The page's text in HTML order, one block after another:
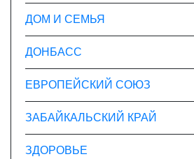
ДОМ И СЕМЬЯ
ДОНБАСС
ЕВРОПЕЙСКИЙ СОЮЗ
ЗАБАЙКАЛЬСКИЙ КРАЙ
ЗДОРОВЬЕ